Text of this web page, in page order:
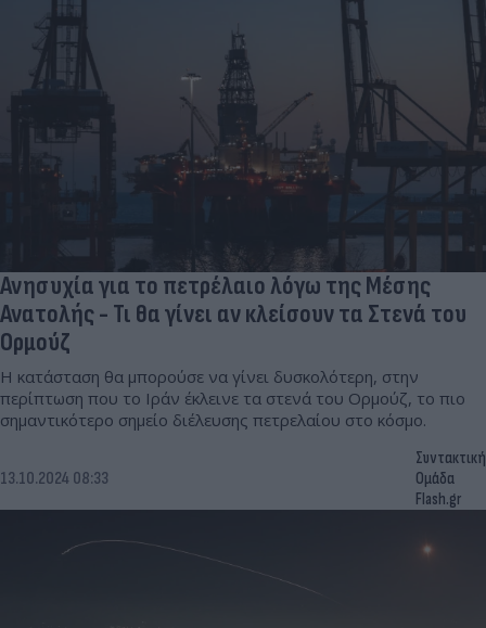
Ανησυχία για το πετρέλαιο λόγω της Μέσης
Ανατολής - Τι θα γίνει αν κλείσουν τα Στενά του
Ορμούζ
Η κατάσταση θα μπορούσε να γίνει δυσκολότερη, στην
περίπτωση που το Ιράν έκλεινε τα στενά του Ορμούζ, το πιο
σημαντικότερο σημείο διέλευσης πετρελαίου στο κόσμο.
13.10.2024 08:33
Συντακτική
Ομάδα
Flash.gr